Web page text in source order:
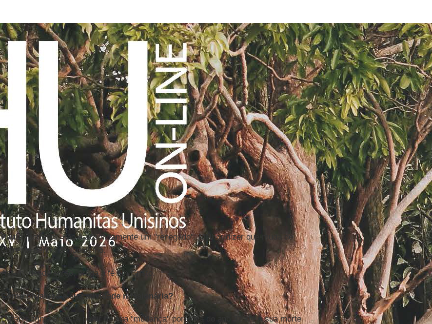
Paulo , portanto, não é absolutamente um "renegado". Melhor dizer que muda de
corrente dentro do judaísmo.
Assim, desde então, prega a fé em Cristo.
Como organiza a sua atividade missionária?
Durante trinta anos, a partir de sua "mudança" por volta do ano 32 até à sua morte